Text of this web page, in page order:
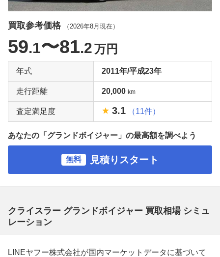
買取参考価格 （ 2026年8月 現在）
59.1〜81.2万円
年式 2011年/平成23年
走行距離 20,000 km
査定満足度 3.1 （11件）
あなたの「グランドボイジャー」の最高額を調べよう
無料 見積りスタート
クライスラー グランドボイジャー 買取相場 シミュ
レーション
LINEヤフー株式会社が国内マーケットデータに基づいて